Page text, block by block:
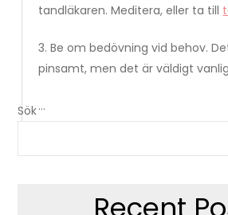
tandläkaren. Meditera, eller ta till
3. Be om bedövning vid behov.
pinsamt, men det är väldigt
…
Sök